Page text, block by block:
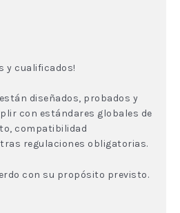
y cualificados!
diseñados, probados y
con estándares globales de
compatibilidad
regulaciones obligatorias.
con su propósito previsto.